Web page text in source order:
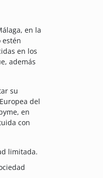
en la
estén
en los
además
su
del
en
con
limitada.